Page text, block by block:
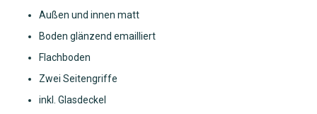
Außen und innen matt
Boden glänzend emailliert
Flachboden
Zwei Seitengriffe
inkl. Glasdeckel